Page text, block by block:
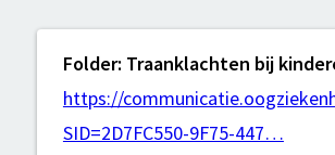
Folder: Traanklachten bij
https://
SID=2D7FC550-9F75-447…